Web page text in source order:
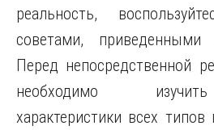
реальность,
советами,
Перед непосредственной
необходимо
характеристики всех